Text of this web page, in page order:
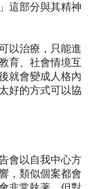
這部分與其精神
以治療，只能進
育、社會情境互
就會變成人格內
好的方式可以協
會以自我中心方
，類似個案都會